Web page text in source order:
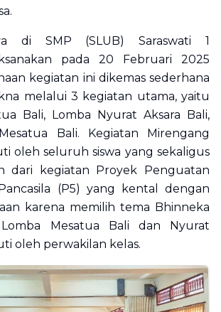
di SMP (SLUB) Saraswati 1
pada 20 Februari 2025
kegiatan ini dikemas sederhana
melalui 3 kegiatan utama, yaitu
Bali, Lomba Nyurat Aksara Bali,
Bali. Kegiatan Mirengang
oleh seluruh siswa yang sekaligus
dari kegiatan Proyek Penguatan
(P5) yang kental dengan
karena memilih tema Bhinneka
Mesatua Bali dan Nyurat
oleh perwakilan kelas.